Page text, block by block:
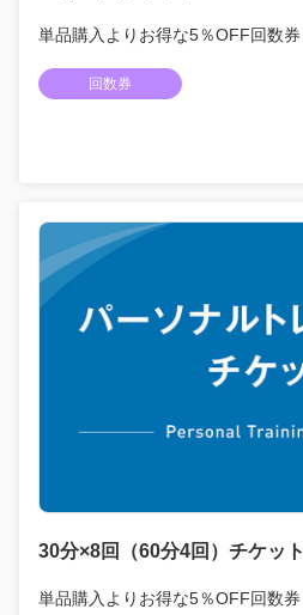
単品購入よりお得な5％OFF回数券
回数券
30分×8回（60分4回）チケット
単品購入よりお得な5％OFF回数券